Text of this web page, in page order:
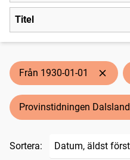
Titel
Från 1930-01-01
Provinstidningen Dalsland
Sortera: